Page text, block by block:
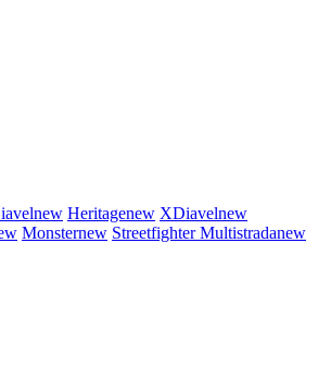
new Heritagenew XDiavelnew
Monsternew StreetfighterMultistradanew